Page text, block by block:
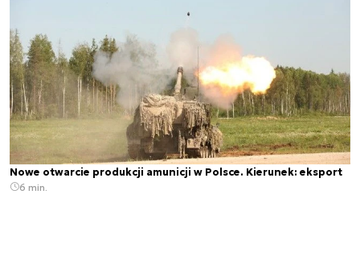
Nowe otwarcie produkcji amunicji w Polsce. Kierunek: eksport
6 min.